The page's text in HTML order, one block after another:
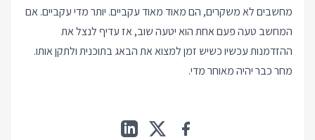
מחשבים לא משקרים, הם מאוד מאוד עקביים. יותר מדי עקביים. אם
המחשב טעה פעם אחת הוא יטעה שוב, אז עדיף לנצל את
ההזדמנות עכשיו כשיש זמן למצוא את הבאג בתוכנית ולתקן אותו.
מחר כבר יהיה מאוחר מדי.